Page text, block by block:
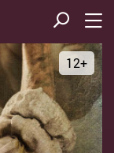
12+